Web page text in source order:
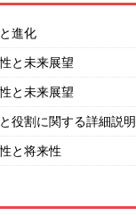
進化
と未来展望
と未来展望
役割に関する詳細説明
と将来性